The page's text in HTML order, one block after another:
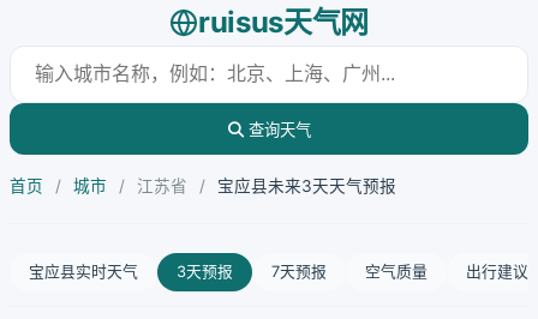
ruisus天气网
查询天气
首页 / 城市 / 江苏省 / 宝应县未来3天天气预报
宝应县实时天气 3天预报 7天预报 空气质量 出行建议